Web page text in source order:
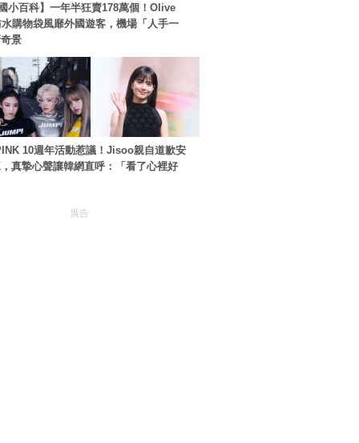
小百科】一年半狂賣178萬個！Olive
購物袋風靡外國遊客，機場「人手一
景
10週年活動惹議！Jisoo親自道歉安
真摯心聲讓韓網直呼：「看了心裡好
廣告